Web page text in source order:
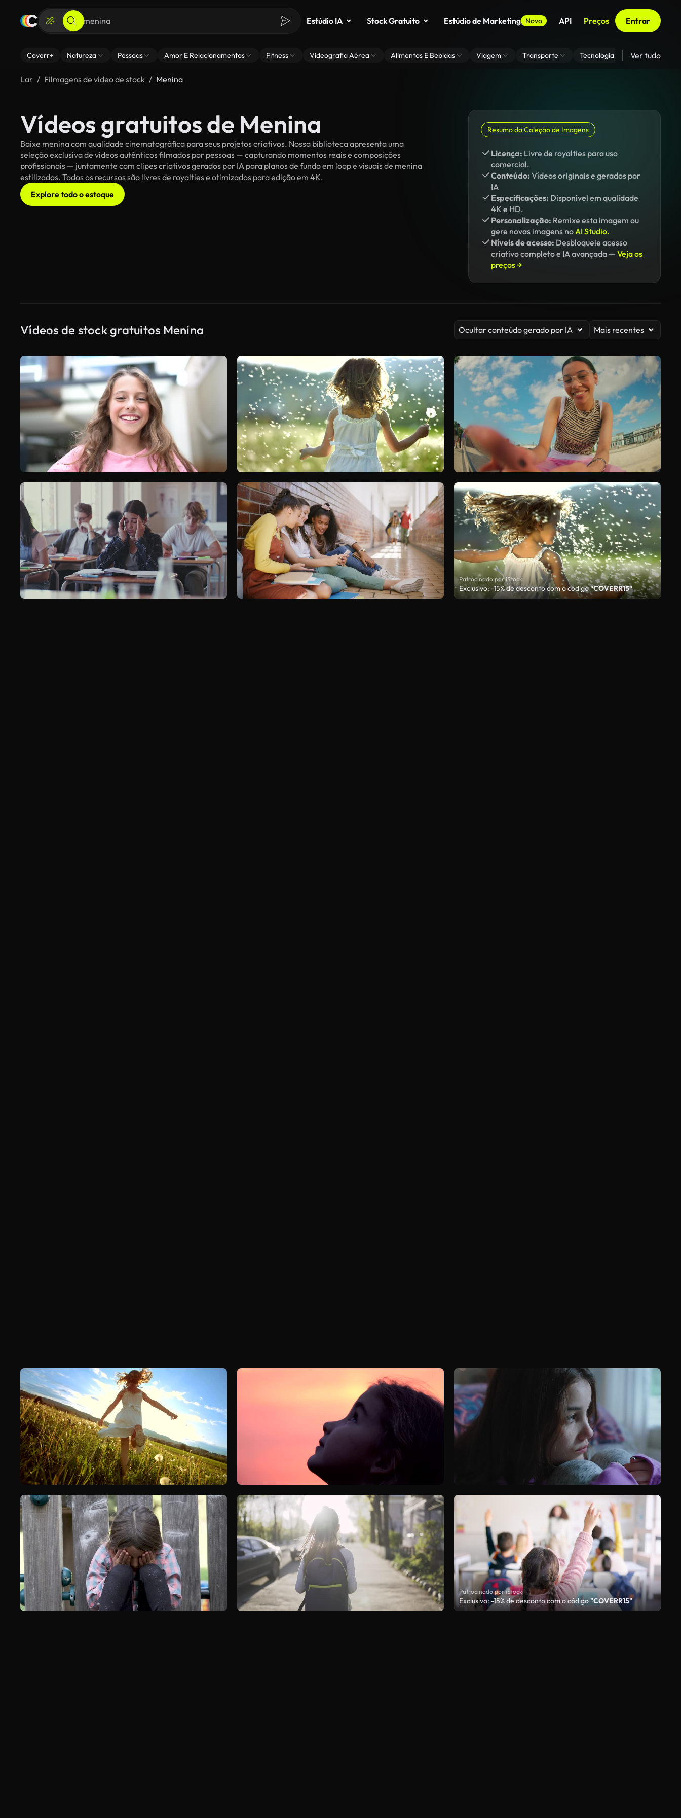
Estúdio IA Stock Gratuito Estúdio de Marketing Novo API Preços Entrar
Coverr+ Natureza Pessoas Amor E Relacionamentos Fitness Videografia Aérea Alimentos E Bebidas Viagem Transporte Tecnologia Zoom De
Ver tudo
Lar Filmagens de vídeo de stock Menina
Vídeos gratuitos de Menina
Baixe menina com qualidade cinematográfica para seus projetos criativos. Nossa biblioteca apresenta uma
seleção exclusiva de vídeos autênticos filmados por pessoas — capturando momentos reais e composições
profissionais — juntamente com clipes criativos gerados por IA para planos de fundo em loop e visuais de menina
estilizados. Todos os recursos são livres de royalties e otimizados para edição em 4K.
Explore todo o estoque
Resumo da Coleção de Imagens
Licença: Livre de royalties para uso
comercial.
Conteúdo: Vídeos originais e gerados por
IA
Especificações: Disponível em qualidade
4K e HD.
Personalização: Remixe esta imagem ou
gere novas imagens noAI Studio.
Níveis de acesso: Desbloqueie acesso
criativo completo e IA avançada — Veja os
preços →
Vídeos de stock gratuitos Menina Ocultar conteúdo gerado por IA Mais recentes
Patrocinado por iStock
Exclusivo: -15% de desconto com o código"COVERR15"
Patrocinado por iStock
Exclusivo: -15% de desconto com o código"COVERR15"